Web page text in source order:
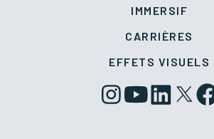
IMMERSIF
CARRIÈRES
EFFETS VISUELS